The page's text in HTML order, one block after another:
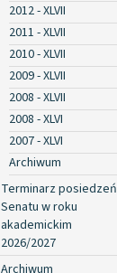
2012 - XLVII
2011 - XLVII
2010 - XLVII
2009 - XLVII
2008 - XLVII
2008 - XLVI
2007 - XLVI
Archiwum
Terminarz posiedzeń
Senatu w roku
akademickim
2026/2027
Archiwum